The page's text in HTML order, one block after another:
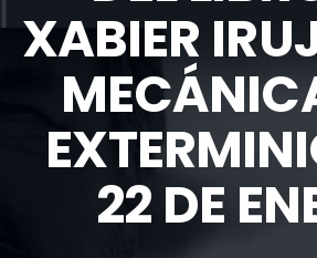
XABIER
22 DE